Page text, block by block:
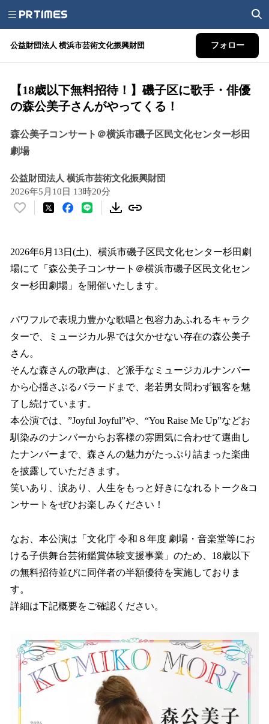
公益財団法人 横浜市芸術文化振興財団 フォロー
【18歳以下無料招待！】磯子区に歌手・俳優
の森公美子さんがやってくる！
森公美子コンサート＠横浜市磯子区民文化センター杉田
劇場
公益財団法人 横浜市芸術文化振興財団
2026年5月10日 13時20分
い
！
数
を
読
込
み
中
で
す
2026年6月13日(土)、横浜市磯子区民文化センター杉田劇
場にて「森公美子コンサート＠横浜市磯子区民文化セン
ター杉田劇場」を開催いたします。
パワフルで表現力豊かな歌唱と包容力あふれるキャラク
ターで、ミュージカル界では欠かせない存在の森公美子
さん。
そんな森さんの歌声は、ど派手なミュージカルナンバー
から心揺さぶるバラードまで、老若男女問わず観客を魅
了し続けています。
本公演では、”Joyful Joyful”や、“You Raise Me Up”などお
馴染みのナンバーからお客様の雰囲気に合わせて選曲し
たナンバーまで、森さんの魅力がたっぷり詰まった楽曲
を披露していただきます。
笑いあり、涙あり、人生をもっと好きになれるトーク&コ
ンサートをぜひお楽しみください！
なお、本公演は「文化庁 令和８年度 劇場・音楽堂等にお
ける子供舞台芸術鑑賞体験支援事業」のため、18歳以下
の無料招待並びに同伴者の半額優待を実施しておりま
す。
詳細は下記概要をご確認ください。